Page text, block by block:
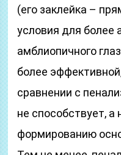
(его заклейка –
условия для более
амблиопичного
более
сравнении с
не способствует, а
формированию